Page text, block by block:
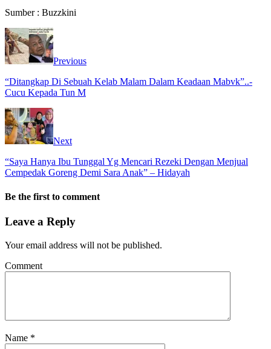
Sumber : Buzzkini
Previous
“Ditangkap Di Sebuah Kelab Malam Dalam Keadaan Mabvk”..-
Cucu Kepada Tun M
Next
“Saya Hanya Ibu Tunggal Yg Mencari Rezeki Dengan Menjual
Cempedak Goreng Demi Sara Anak” – Hidayah
Be the first to comment
Leave a Reply
Your email address will not be published.
Comment
Name *